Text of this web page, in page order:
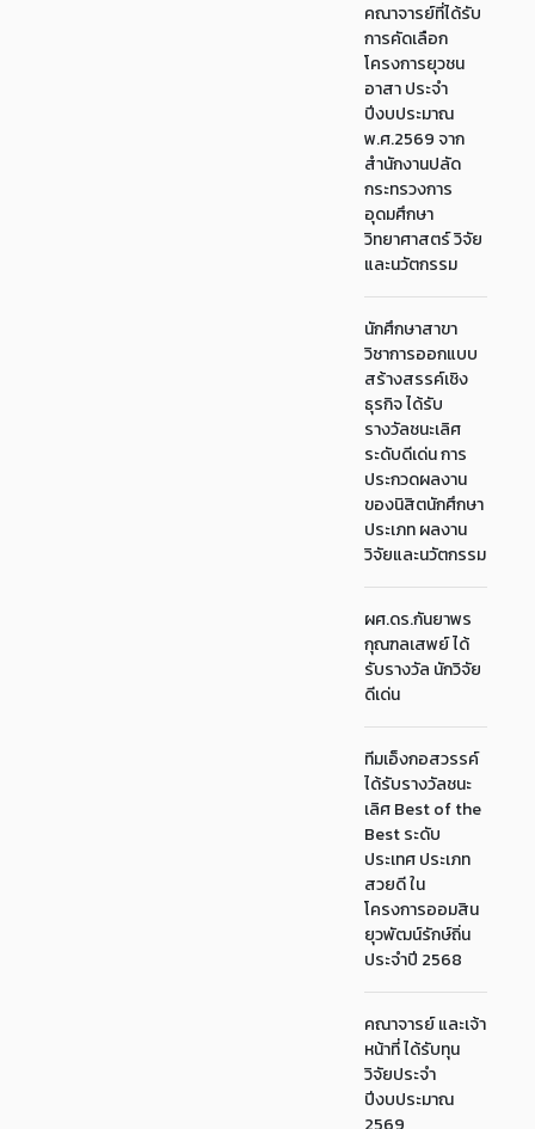
คณาจารย์ที่ได้รับ
การคัดเลือก
โครงการยุวชน
อาสา ประจำ
ปีงบประมาณ
พ.ศ.2569 จาก
สำนักงานปลัด
กระทรวงการ
อุดมศึกษา
วิทยาศาสตร์ วิจัย
และนวัตกรรม
นักศึกษาสาขา
วิชาการออกแบบ
สร้างสรรค์เชิง
ธุรกิจ ได้รับ
รางวัลชนะเลิศ
ระดับดีเด่น การ
ประกวดผลงาน
ของนิสิตนักศึกษา
ประเภท ผลงาน
วิจัยและนวัตกรรม
ผศ.ดร.กันยาพร
กุณฑลเสพย์ ได้
รับรางวัล นักวิจัย
ดีเด่น
ทีมเอ็งกอสวรรค์
ได้รับรางวัลชนะ
เลิศ Best of the
Best ระดับ
ประเทศ ประเภท
สวยดี ใน
โครงการออมสิน
ยุวพัฒน์รักษ์ถิ่น
ประจำปี 2568
คณาจารย์ และเจ้า
หน้าที่ ได้รับทุน
วิจัยประจำ
ปีงบประมาณ